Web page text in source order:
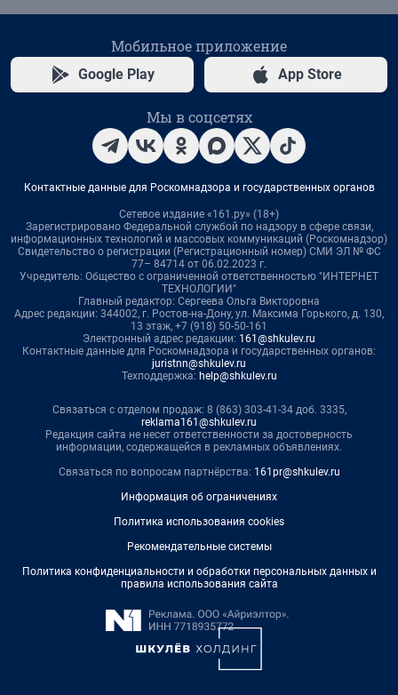
Мобильное приложение
Google Play App Store
Мы в соцсетях
Контактные данные для Роскомнадзора и государственных органов
Сетевое издание «161.ру» (18+)
Зарегистрировано Федеральной службой по надзору в сфере связи,
информационных технологий и массовых коммуникаций (Роскомнадзор)
Свидетельство о регистрации (Регистрационный номер) СМИ ЭЛ № ФС
77– 84714 от 06.02.2023 г.
Учредитель: Общество с ограниченной ответственностью "ИНТЕРНЕТ
ТЕХНОЛОГИИ"
Главный редактор: Сергеева Ольга Викторовна
Адрес редакции: 344002, г. Ростов-на-Дону, ул. Максима Горького, д. 130,
13 этаж, +7 (918) 50-50-161
Электронный адрес редакции: 161@shkulev.ru
Контактные данные для Роскомнадзора и государственных органов:
juristnn@shkulev.ru
Техподдержка: help@shkulev.ru
Связаться с отделом продаж: 8 (863) 303-41-34 доб. 3335,
reklama161@shkulev.ru
Редакция сайта не несет ответственности за достоверность
информации, содержащейся в рекламных объявлениях.
Связаться по вопросам партнёрства: 161pr@shkulev.ru
Информация об ограничениях
Политика использования cookies
Рекомендательные системы
Политика конфиденциальности и обработки персональных данных и
правила использования сайта